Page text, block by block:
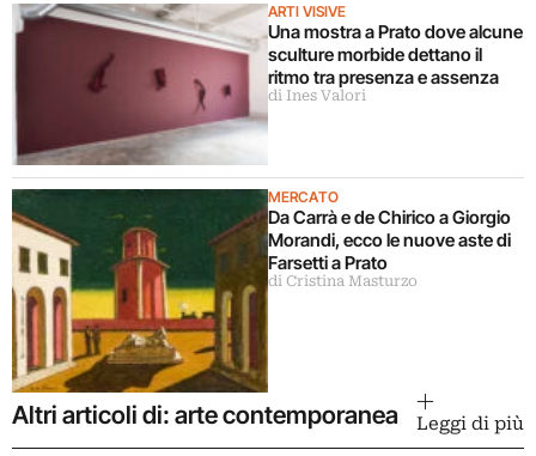
ARTI VISIVE
Una mostra a Prato dove alcune
sculture morbide dettano il
ritmo tra presenza e assenza
di Ines Valori
MERCATO
Da Carrà e de Chirico a Giorgio
Morandi, ecco le nuove aste di
Farsetti a Prato
di Cristina Masturzo
Altri articoli di: arte contemporanea Leggi di più